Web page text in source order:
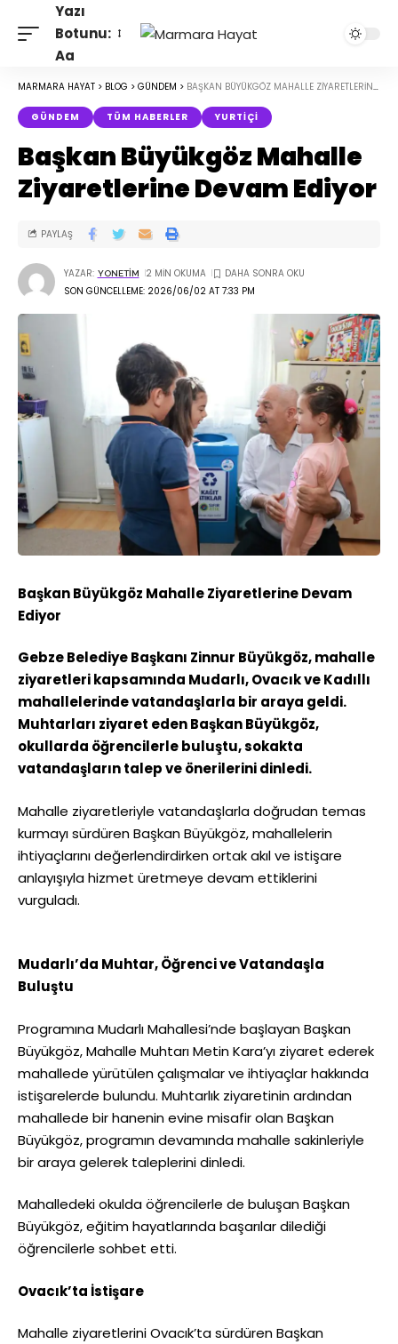
Yazı
Botunu:
Aa
MARMARA HAYAT > BLOG > GÜNDEM > BAŞKAN BÜYÜKGÖZ MAHALLE ZIYARETLERINE DEVAM EDIYOR
GÜNDEM TÜM HABERLER YURTIÇI
Başkan Büyükgöz Mahalle
Ziyaretlerine Devam Ediyor
SON GÜNCELLEME: 2026/06/02 AT 7:33 PM
YAZAR: YONETIM 2 MIN OKUMA
PAYLAŞ
Başkan Büyükgöz Mahalle Ziyaretlerine Devam
Ediyor
Gebze Belediye Başkanı Zinnur Büyükgöz, mahalle
ziyaretleri kapsamında Mudarlı, Ovacık ve Kadıllı
mahallelerinde vatandaşlarla bir araya geldi.
Muhtarları ziyaret eden Başkan Büyükgöz,
okullarda öğrencilerle buluştu, sokakta
vatandaşların talep ve önerilerini dinledi.
Mahalle ziyaretleriyle vatandaşlarla doğrudan temas
kurmayı sürdüren Başkan Büyükgöz, mahallelerin
ihtiyaçlarını değerlendirdirken ortak akıl ve istişare
anlayışıyla hizmet üretmeye devam ettiklerini
vurguladı.
Mudarlı’da Muhtar, Öğrenci ve Vatandaşla
Buluştu
Programına Mudarlı Mahallesi’nde başlayan Başkan
Büyükgöz, Mahalle Muhtarı Metin Kara’yı ziyaret ederek
mahallede yürütülen çalışmalar ve ihtiyaçlar hakkında
istişarelerde bulundu. Muhtarlık ziyaretinin ardından
mahallede bir hanenin evine misafir olan Başkan
Büyükgöz, programın devamında mahalle sakinleriyle
bir araya gelerek taleplerini dinledi.
Mahalledeki okulda öğrencilerle de buluşan Başkan
Büyükgöz, eğitim hayatlarında başarılar dilediği
öğrencilerle sohbet etti.
Ovacık’ta İstişare
Mahalle ziyaretlerini Ovacık’ta sürdüren Başkan